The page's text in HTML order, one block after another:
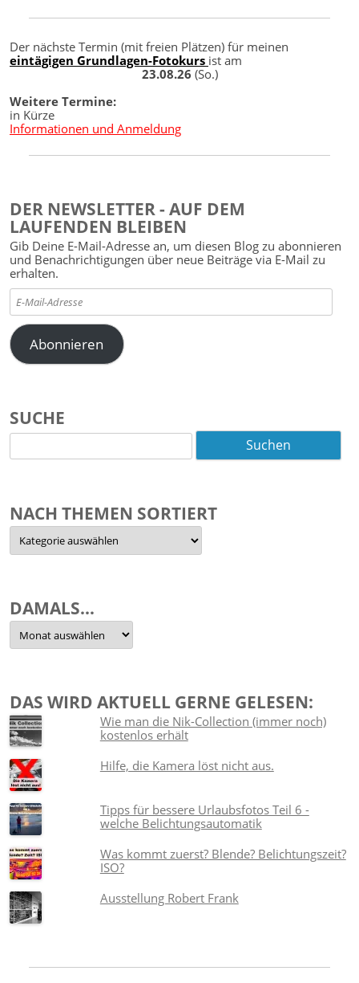
Der nächste Termin (mit freien Plätzen) für meinen
eintägigen Grundlagen-Fotokurs ist am
23.08.26 (So.)
Weitere Termine:
in Kürze
Informationen und Anmeldung
DER NEWSLETTER - AUF DEM
LAUFENDEN BLEIBEN
Gib Deine E-Mail-Adresse an, um diesen Blog zu abonnieren
und Benachrichtigungen über neue Beiträge via E-Mail zu
erhalten.
E-
Mail-
Adresse
Abonnieren
SUCHE
Suchen
nach:
NACH THEMEN SORTIERT
Nach
Themen
sortiert
DAMALS…
Damals…
DAS WIRD AKTUELL GERNE GELESEN:
Wie man die Nik-Collection (immer noch)
kostenlos erhält
Hilfe, die Kamera löst nicht aus.
Tipps für bessere Urlaubsfotos Teil 6 -
welche Belichtungsautomatik
Was kommt zuerst? Blende? Belichtungszeit?
ISO?
Ausstellung Robert Frank